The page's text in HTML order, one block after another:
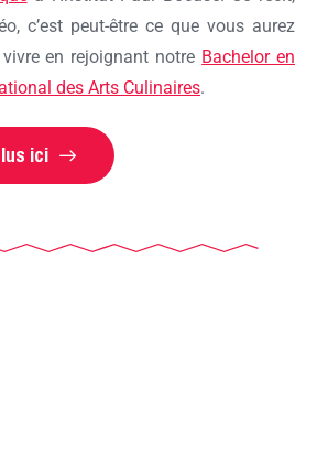
c’est peut-être ce que vous aurez
en rejoignant notre Bachelor en
des Arts Culinaires.
ici